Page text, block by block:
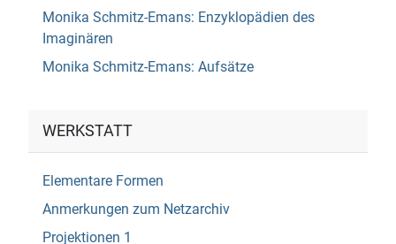
Monika Schmitz-Emans: Enzyklopädien des
Imaginären
Monika Schmitz-Emans: Aufsätze
WERKSTATT
Elementare Formen
Anmerkungen zum Netzarchiv
Projektionen 1